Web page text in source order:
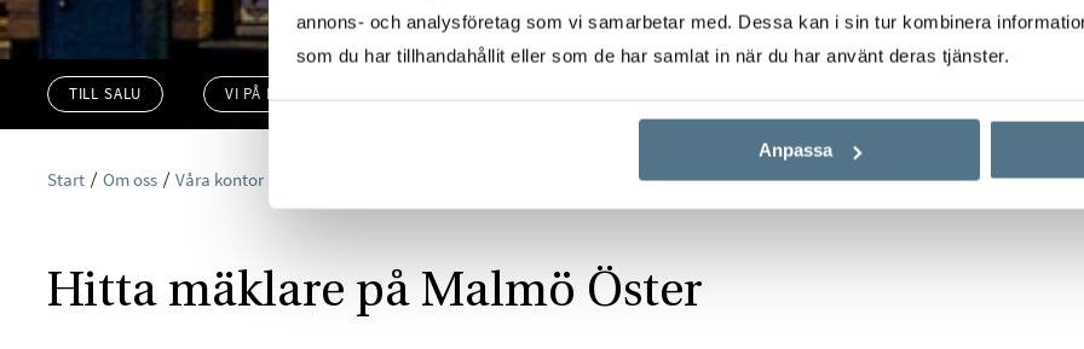
annons- och analysföretag som vi samarbetar med. Dessa kan i sin tur kombinera
som du har tillhandahållit eller som de har samlat in när du har använt deras tjänster.
Anpassa
TILL SALU VI PÅ KONTORET
Start Om oss Våra kontor
Hitta mäklare på Malmö Öster